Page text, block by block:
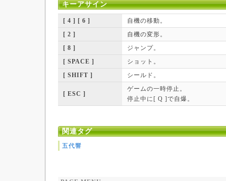
キーアサイン
[ 4 ] [ 6 ]
自機の移動。
[ 2 ]
自機の変形。
[ 8 ]
ジャンプ。
[ SPACE ]
ショット。
[ SHIFT ]
シールド。
[ ESC ]
ゲームの一時停止。
停止中に[ Q ]で自爆。
関連タグ
五代響